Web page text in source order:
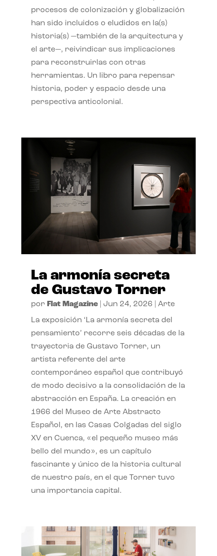
procesos de colonización y globalización
han sido incluidos o eludidos en la(s)
historia(s) —también de la arquitectura y
el arte—, reivindicar sus implicaciones
para reconstruirlas con otras
herramientas. Un libro para repensar
historia, poder y espacio desde una
perspectiva anticolonial.
La armonía secreta
de Gustavo Torner
por Flat Magazine| Jun 24, 2026 Arte
La exposición ‘La armonía secreta del
pensamiento’ recorre seis décadas de la
trayectoria de Gustavo Torner, un
artista referente del arte
contemporáneo español que contribuyó
de modo decisivo a la consolidación de la
abstracción en España. La creación en
1966 del Museo de Arte Abstracto
Español, en las Casas Colgadas del siglo
XV en Cuenca, «el pequeño museo más
bello del mundo», es un capítulo
fascinante y único de la historia cultural
de nuestro país, en el que Torner tuvo
una importancia capital.